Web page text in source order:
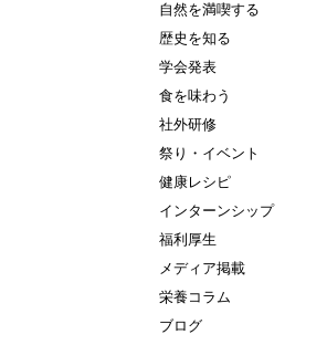
自然を満喫する
歴史を知る
学会発表
食を味わう
社外研修
祭り・イベント
健康レシピ
インターンシップ
福利厚生
メディア掲載
栄養コラム
ブログ